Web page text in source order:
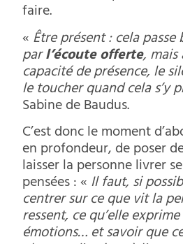
faire.
«Être présent : cela passe
parl’écoute offerte,
capacité de présence, le
le toucher quand cela s’y
Sabine de Baudus.
C’est donc le moment
en profondeur, de poser
laisser la personne livrer
pensées : «Il faut, si
centrer sur ce que vit la
ressent, ce qu’elle
émotions… et savoir que